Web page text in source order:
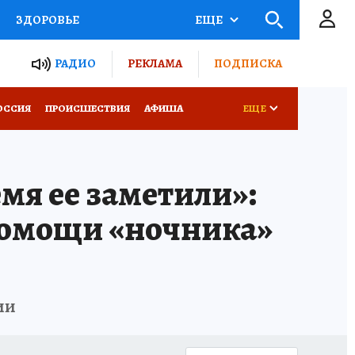
ЗДОРОВЬЕ
РОССИИ
ЕЩЕ
РАДИО РЕКЛАМА ПОДПИСКА
ПРОИСШЕСТВИЯ АФИША ЕЩЕ
ее заметили»:
«ночника»